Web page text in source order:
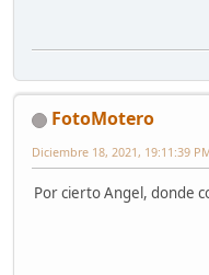
FotoMotero
Diciembre 18, 2021, 19:11:39
Por cierto Angel, donde